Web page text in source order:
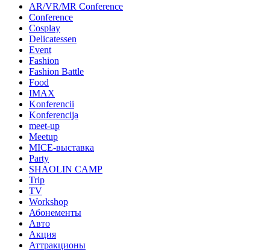
AR/VR/MR Conference
Conference
Cosplay
Delicatessen
Event
Fashion
Fashion Battle
Food
IMAX
Konferencii
Konferencija
meet-up
Meetup
MICE-выставка
Party
SHAOLIN CAMP
Trip
TV
Workshop
Абонементы
Авто
Акция
Аттракционы